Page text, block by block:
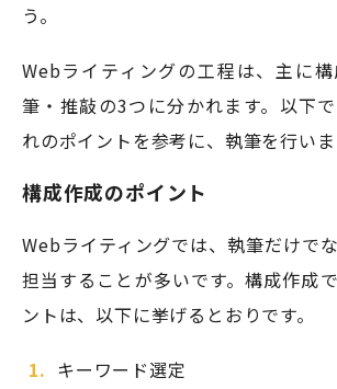
う。
Webライティングの工程は、主に
筆・推敲の3つに分かれます。以下
れのポイントを参考に、執筆を行いま
構成作成のポイント
Webライティングでは、執筆だけで
担当することが多いです。構成作成
ントは、以下に挙げるとおりです。
キーワード選定